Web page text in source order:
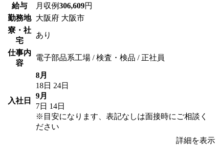
給与 月収例306,609円
勤務地 大阪府 大阪市
寮・社
宅
あり
仕事内
容
電子部品系工場 / 検査・検品 / 正社員
入社日
8月
18日 24日
9月
7日 14日
※目安になります、表記なしは面接時にご相談く
ださい
詳細を表示